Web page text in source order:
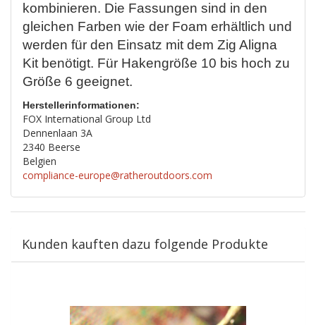
kombinieren. Die Fassungen sind in den
gleichen Farben wie der Foam erhältlich und
werden für den Einsatz mit dem Zig Aligna
Kit benötigt. Für Hakengröße 10 bis hoch zu
Größe 6 geeignet.
Herstellerinformationen:
FOX International Group Ltd
Dennenlaan 3A
2340 Beerse
Belgien
compliance-europe@ratheroutdoors.com
Kunden kauften dazu folgende Produkte